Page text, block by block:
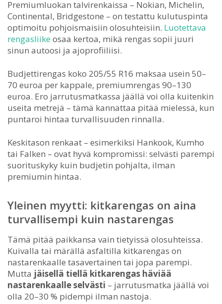
Premiumluokan talvirenkaissa – Nokian, Michelin,
Continental, Bridgestone – on testattu kulutuspinta
optimoitu pohjoismaisiin olosuhteisiin. Luotettava
rengasliike osaa kertoa, mikä rengas sopii juuri
sinun autoosi ja ajoprofiiliisi.
Budjettirengas koko 205/55 R16 maksaa usein 50–
70 euroa per kappale, premiumrengas 90–130
euroa. Ero jarrutusmatkassa jäällä voi olla kuitenkin
useita metrejä – tämä kannattaa pitää mielessä, kun
puntaroi hintaa turvallisuuden rinnalla.
Keskitason renkaat – esimerkiksi Hankook, Kumho
tai Falken – ovat hyvä kompromissi: selvästi parempi
suorituskyky kuin budjetin pohjalta, ilman
premiumin hintaa.
Yleinen myytti: kitkarengas on aina
turvallisempi kuin nastarengas
Tämä pitää paikkansa vain tietyissä olosuhteissa.
Kuivalla tai märällä asfaltilla kitkarengas on
nastarenkaalle tasavertainen tai jopa parempi.
Mutta jäisellä tiellä kitkarengas häviää
nastarenkaalle selvästi – jarrutusmatka jäällä voi
olla 20–30 % pidempi ilman nastoja.